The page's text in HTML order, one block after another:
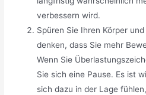
verbessern wird.
Spüren Sie Ihren Körper
denken, dass Sie mehr
Wenn Sie
Sie sich eine Pause. Es ist
sich dazu in der Lage